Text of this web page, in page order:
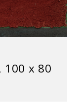
100 х 80